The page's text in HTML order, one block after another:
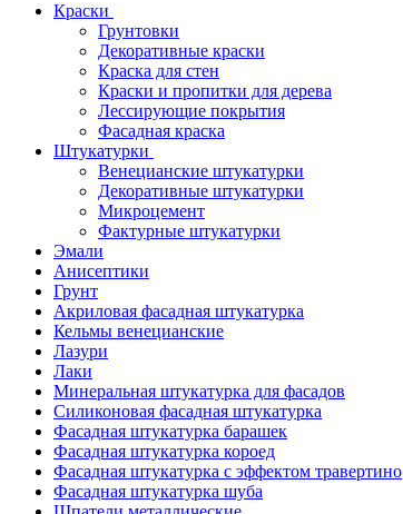
Краски
Грунтовки
Декоративные краски
Краска для стен
Краски и пропитки для дерева
Лессирующие покрытия
Фасадная краска
Штукатурки
Венецианские штукатурки
Декоративные штукатурки
Микроцемент
Фактурные штукатурки
Эмали
Анисептики
Грунт
Акриловая фасадная штукатурка
Кельмы венецианские
Лазури
Лаки
Минеральная штукатурка для фасадов
Силиконовая фасадная штукатурка
Фасадная штукатурка барашек
Фасадная штукатурка короед
Фасадная штукатурка с эффектом травертино
Фасадная штукатурка шуба